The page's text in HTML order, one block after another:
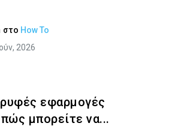
στο How To
2026
εφαρμογές
μπορείτε να...